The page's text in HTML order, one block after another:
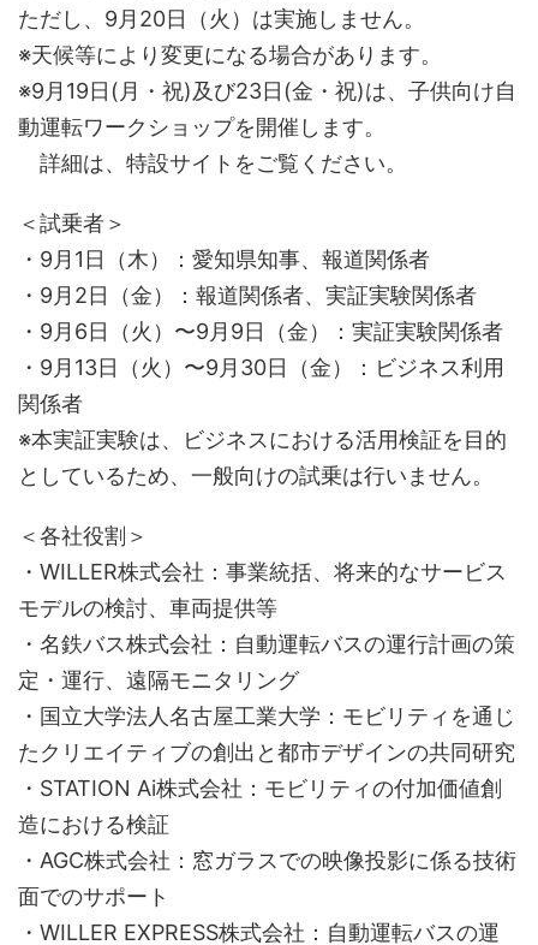
ただし、9月20日（火）は実施しません。
※天候等により変更になる場合があります。
※9月19日(月・祝)及び23日(金・祝)は、子供向け自
動運転ワークショップを開催します。
詳細は、特設サイトをご覧ください。
＜試乗者＞
・9月1日（木）：愛知県知事、報道関係者
・9月2日（金）：報道関係者、実証実験関係者
・9月6日（火）〜9月9日（金）：実証実験関係者
・9月13日（火）〜9月30日（金）：ビジネス利用
関係者
※本実証実験は、ビジネスにおける活用検証を目的
としているため、一般向けの試乗は行いません。
＜各社役割＞
・WILLER株式会社：事業統括、将来的なサービス
モデルの検討、車両提供等
・名鉄バス株式会社：自動運転バスの運行計画の策
定・運行、遠隔モニタリング
・国立大学法人名古屋工業大学：モビリティを通じ
たクリエイティブの創出と都市デザインの共同研究
・STATION Ai株式会社：モビリティの付加価値創
造における検証
・AGC株式会社：窓ガラスでの映像投影に係る技術
面でのサポート
・WILLER EXPRESS株式会社：自動運転バスの運